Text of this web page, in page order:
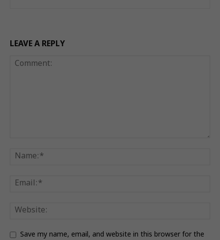
LEAVE A REPLY
Save my name, email, and website in this browser for the